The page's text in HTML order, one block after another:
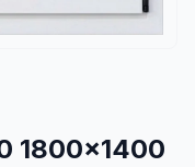
1800×1400